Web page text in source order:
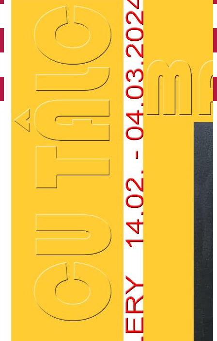
Închirieri auto
Închirieri biciclete
Încărcare vehicule electrice